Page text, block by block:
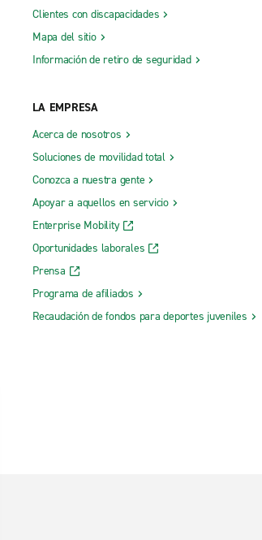
Clientes con discapacidades
Mapa del sitio
Información de retiro de seguridad
LA EMPRESA
Acerca de nosotros
Soluciones de movilidad total
Conozca a nuestra gente
Apoyar a aquellos en servicio
Enterprise Mobility
Oportunidades laborales
Prensa
Programa de afiliados
Recaudación de fondos para deportes juveniles